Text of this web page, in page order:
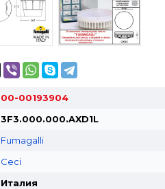
00-00193904
3F3.000.000.AXD1L
Fumagalli
Ceci
Италия